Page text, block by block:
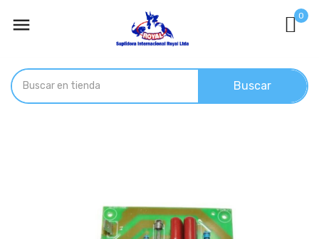
 0
Buscar